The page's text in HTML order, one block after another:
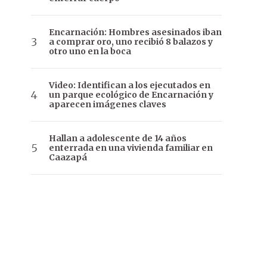
Encarnación: Hombres asesinados iban
a comprar oro, uno recibió 8 balazos y
otro uno en la boca
Video: Identifican a los ejecutados en
un parque ecológico de Encarnación y
aparecen imágenes claves
Hallan a adolescente de 14 años
enterrada en una vivienda familiar en
Caazapá